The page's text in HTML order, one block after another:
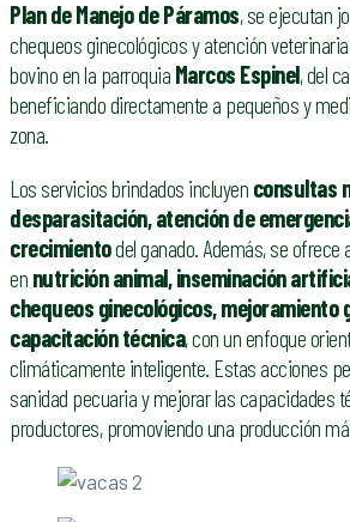
Plan de Manejo de Páramos, se ejecutan
chequeos ginecológicos y atención
bovino en la parroquia Marcos Espinel, del
beneficiando directamente a pequeños y
zona.
Los servicios brindados incluyen consultas
desparasitación, atención de
crecimientodel ganado. Además, se
en nutrición animal, inseminación
chequeos ginecológicos, mejoramiento
capacitación técnica, con un enfoque
climáticamente inteligente. Estas acciones
sanidad pecuaria y mejorar las capacidades
productores, promoviendo una producción